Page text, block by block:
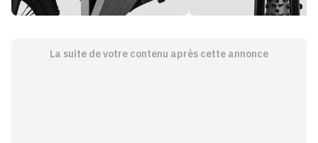
La suite de votre contenu après cette annonce